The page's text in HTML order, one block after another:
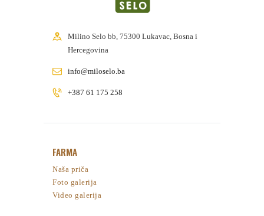
Milino Selo bb, 75300 Lukavac, Bosna i
Hercegovina
info@miloselo.ba
+387 61 175 258
FARMA
Naša priča
Foto galerija
Video galerija